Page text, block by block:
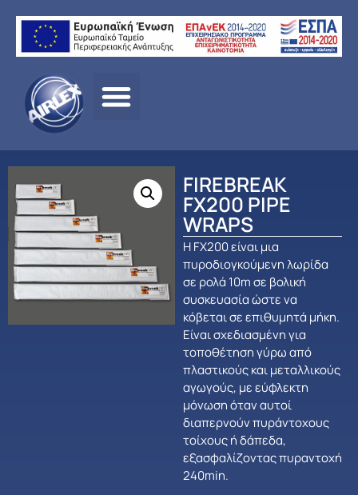
Αρχική σελίδα
ΠΥΡΟΠΡΟΣΤΑΣΙΑ
FIREBREAK
FX200 PIPE
WRAPS
Η FX200 είναι μια
πυροδιογκούμενη λωρίδα
σε ρολά 10m σε βολική
συσκευασία ώστε να
κόβεται σε επιθυμητά μήκη.
Είναι σχεδιασμένη για
τοποθέτηση γύρω από
πλαστικούς και μεταλλικούς
αγωγούς, με εύφλεκτη
μόνωση όταν αυτοί
διαπερνούν πυράντοχους
τοίχους ή δάπεδα,
εξασφαλίζοντας πυραντοχή
240min.